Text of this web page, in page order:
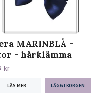
MARINBLÅ -
- hårklämma
kr
LÄS MER